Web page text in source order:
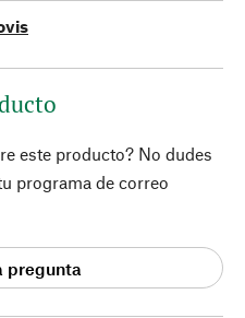
este producto? No dudes
programa de correo
pregunta